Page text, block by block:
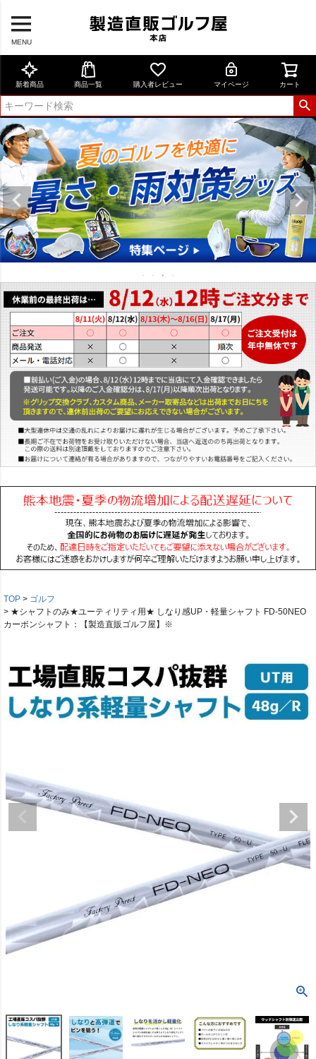
MENU
新着商品 商品一覧 購入者レビュー マイページ カート
TOP
ゴルフ
★シャフトのみ★ユーティリティ用★ しなり感UP・軽量シャフト FD-50NEO
カーボンシャフト：【製造直販ゴルフ屋】※